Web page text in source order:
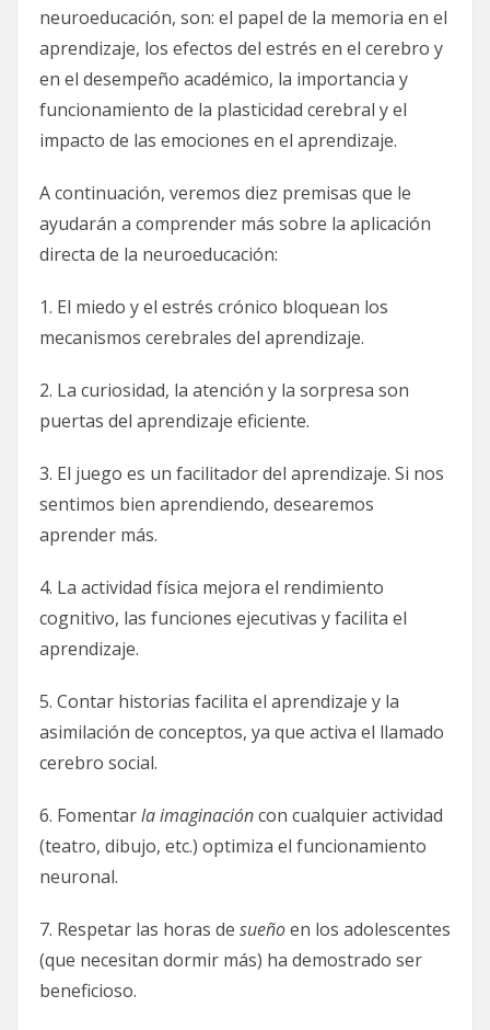
neuroeducación, son: el papel de la memoria en el
aprendizaje, los efectos del estrés en el cerebro y
en el desempeño académico, la importancia y
funcionamiento de la plasticidad cerebral y el
impacto de las emociones en el aprendizaje.
A continuación, veremos diez premisas que le
ayudarán a comprender más sobre la aplicación
directa de la neuroeducación:
1. El miedo y el estrés crónico bloquean los
mecanismos cerebrales del aprendizaje.
2. La curiosidad, la atención y la sorpresa son
puertas del aprendizaje eficiente.
3. El juego es un facilitador del aprendizaje. Si nos
sentimos bien aprendiendo, desearemos
aprender más.
4. La actividad física mejora el rendimiento
cognitivo, las funciones ejecutivas y facilita el
aprendizaje.
5. Contar historias facilita el aprendizaje y la
asimilación de conceptos, ya que activa el llamado
cerebro social.
6. Fomentarla imaginacióncon cualquier actividad
(teatro, dibujo, etc.) optimiza el funcionamiento
neuronal.
7. Respetar las horas de sueñoen los adolescentes
(que necesitan dormir más) ha demostrado ser
beneficioso.